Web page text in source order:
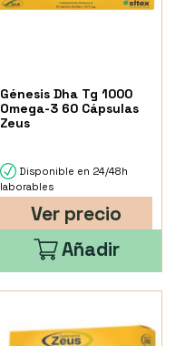
Génesis Dha Tg 1000
Omega-3 60 Cápsulas
Zeus
Disponible en 24/48h
laborables
Ver precio
Añadir